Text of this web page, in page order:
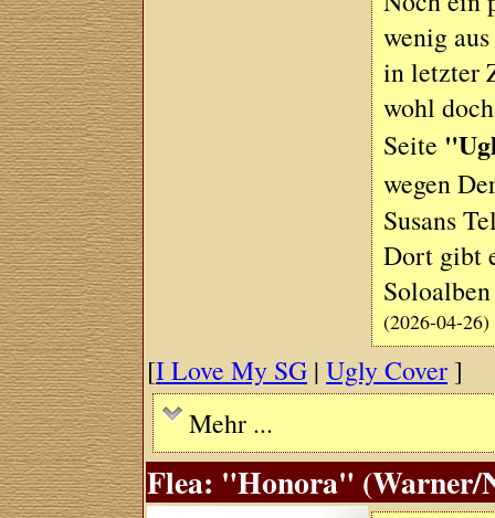
wenig
in letzter
wohl
Seite
wegen
Susans
Dort gibt
(2026-04-26)
[I Love My SG |Ugly Cover]
Mehr ...
Flea: "Honora" (Warner/